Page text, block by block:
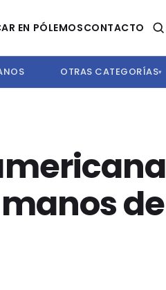
EN PÓLEMOSCONTACTO
OTRAS CATEGORÍAS▾
de